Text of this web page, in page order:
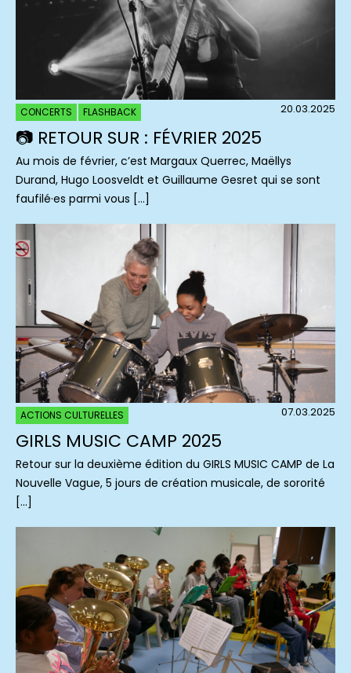
CONCERTS FLASHBACK 20.03.2025
📷 RETOUR SUR : FÉVRIER 2025
Au mois de février, c’est Margaux Querrec, Maëllys
Durand, Hugo Loosveldt et Guillaume Gesret qui se sont
faufilé·es parmi vous […]
ACTIONS CULTURELLES 07.03.2025
GIRLS MUSIC CAMP 2025
Retour sur la deuxième édition du GIRLS MUSIC CAMP de La
Nouvelle Vague, 5 jours de création musicale, de sororité
[…]